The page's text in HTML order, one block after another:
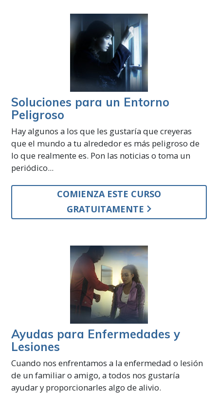
Soluciones para un Entorno
Peligroso
Hay algunos a los que les gustaría que creyeras
que el mundo a tu alrededor es más peligroso de
lo que realmente es. Pon las noticias o toma un
periódico...
COMIENZA ESTE CURSO
GRATUITAMENTE
Ayudas para Enfermedades y
Lesiones
Cuando nos enfrentamos a la enfermedad o lesión
de un familiar o amigo, a todos nos gustaría
ayudar y proporcionarles algo de alivio.